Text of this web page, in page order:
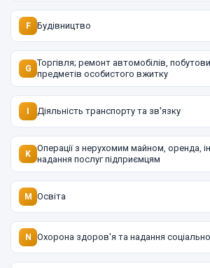
F Будівництво
G
Торгівля; ремонт автомобілів,
предметів особистого вжитку
I Діяльність транспорту та зв'язку
K
Операції з нерухомим майном, оренда,
надання послуг підприємцям
M Освіта
N Охорона здоров'я та надання